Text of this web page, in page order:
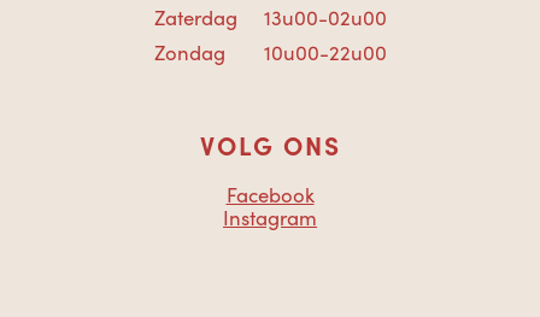
Zaterdag
13u00-02u00
Zondag
10u00-22u00
VOLG ONS
Facebook
Instagram